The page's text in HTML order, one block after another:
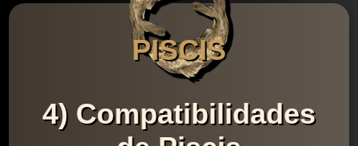
PISCIS
4) Compatibilidades